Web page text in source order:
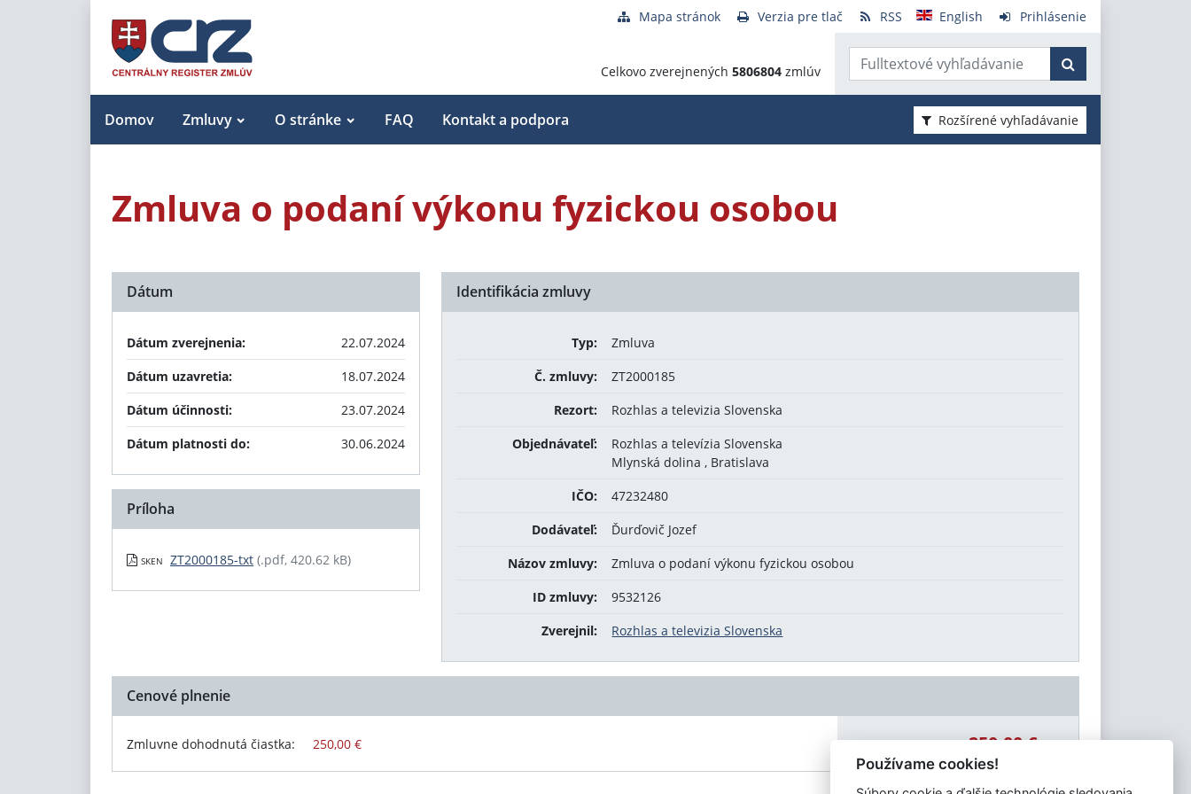
Mapa stránok Verzia pre tlač RSS English Prihlásenie
Celkovo zverejnených 5806804 zmlúv
Domov Zmluvy O stránke FAQ Kontakt a podpora Rozšírené vyhľadávanie
Zmluva o podaní výkonu fyzickou osobou
Identifikácia zmluvy
Typ:
Zmluva
Č. zmluvy:
ZT2000185
Rezort:
Rozhlas a televizia Slovenska
Objednávateľ:
Rozhlas a televízia Slovenska
Mlynská dolina , Bratislava
IČO:
47232480
Dodávateľ:
Ďurďovič Jozef
Názov zmluvy:
Zmluva o podaní výkonu fyzickou osobou
ID zmluvy:
9532126
Zverejnil:
Rozhlas a televizia Slovenska
Dátum
Dátum zverejnenia:
22.07.2024
Dátum uzavretia:
18.07.2024
Dátum účinnosti:
23.07.2024
Dátum platnosti do:
30.06.2024
Príloha
SKEN ZT2000185-txt (.pdf, 420.62 kB)
Cenové plnenie
Zmluvne dohodnutá čiastka: 250,00 € Celková čiastka: 250,00 €
Používame cookies!